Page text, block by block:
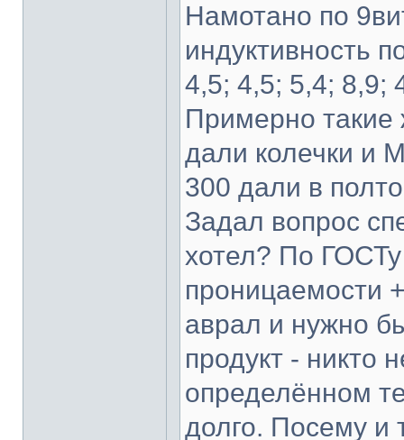
Намотано по
индуктивность
4,5; 4,5; 5,4; 8,9;
Примерно такие
дали колечки и
300 дали в
Задал вопрос
хотел? По
проницаемости
аврал и нужно
продукт - никто
определённом
долго. Посему и